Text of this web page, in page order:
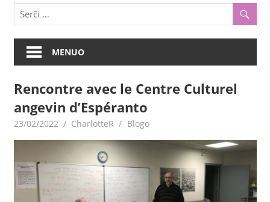
MENUO
Rencontre avec le Centre Culturel
angevin d’Espéranto
23/02/2022 CharlotteR Blogo